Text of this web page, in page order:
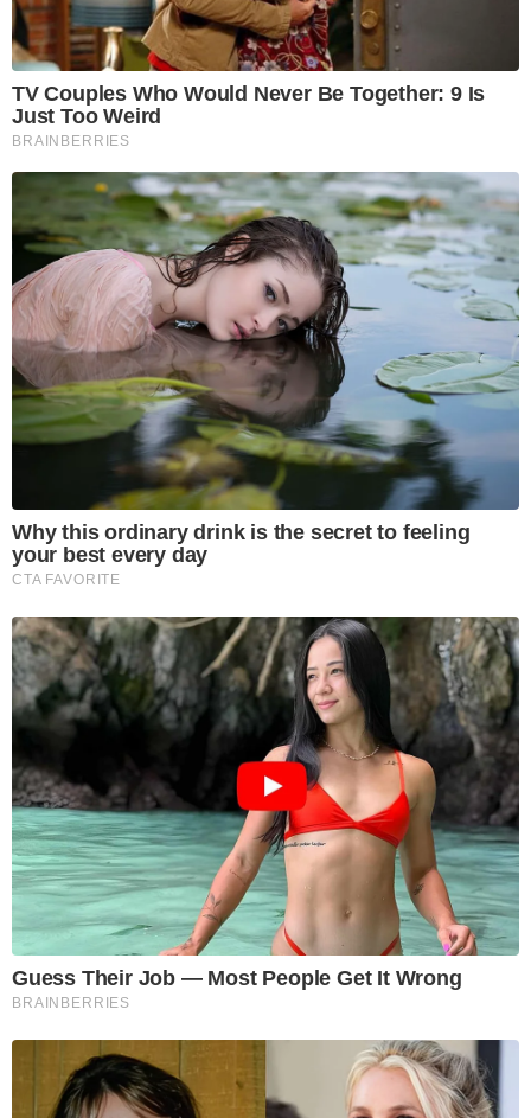
TV Couples Who Would Never Be Together: 9 Is
Just Too Weird
BRAINBERRIES
Why this ordinary drink is the secret to feeling
your best every day
CTA FAVORITE
Guess Their Job — Most People Get It Wrong
BRAINBERRIES